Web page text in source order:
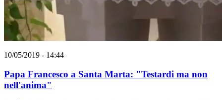
10/05/2019 - 14:44
Papa Francesco a Santa Marta: "Testardi ma non
nell'anima"